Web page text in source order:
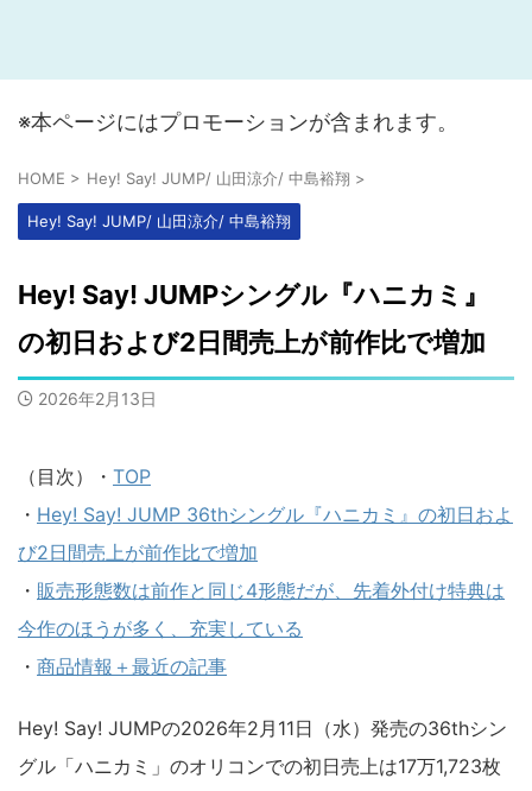
※本ページにはプロモーションが含まれます。
HOME > Hey! Say! JUMP/ 山田涼介/ 中島裕翔 >
Hey! Say! JUMP/ 山田涼介/ 中島裕翔
Hey! Say! JUMPシングル『ハニカミ』
の初日および2日間売上が前作比で増加
2026年2月13日
（目次）・ TOP
・ Hey! Say! JUMP 36thシングル『ハニカミ』の初日およ
び2日間売上が前作比で増加
・ 販売形態数は前作と同じ4形態だが、先着外付け特典は
今作のほうが多く、充実している
・ 商品情報＋最近の記事
Hey! Say! JUMPの2026年2月11日（水）発売の36thシン
グル「ハニカミ」のオリコンでの初日売上は17万1,723枚